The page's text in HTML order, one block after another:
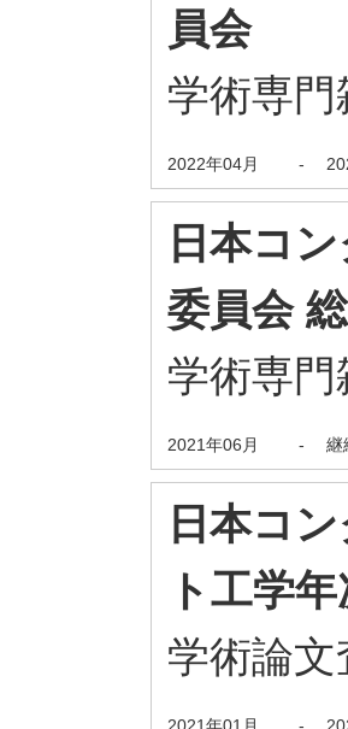
員会
学術専
2022年04月 -
日本コ
委員会
学術専
2021年06月 - 継
日本コ
ト工学
学術論